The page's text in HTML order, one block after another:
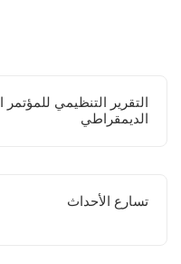
التقرير التنظيمي
الديمقراطي
تسارع الأحداث